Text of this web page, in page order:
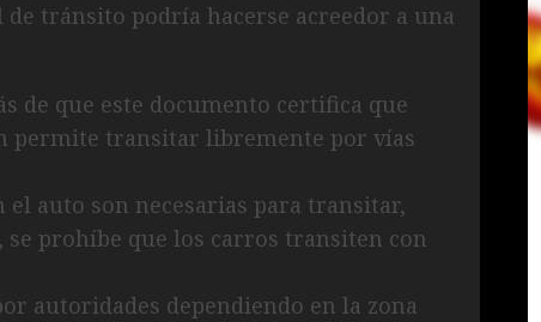
tránsito podría hacerse acreedor a una
de que este documento certifica que
permite transitar libremente por vías
el auto son necesarias para transitar,
se prohíbe que los carros transiten con
autoridades dependiendo en la zona